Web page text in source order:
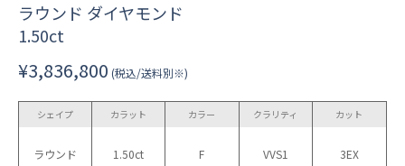
ラウンド ダイヤモンド
1.50ct
¥3,836,800 (税込/送料別※)
シェイプ
ラウンド
カラット
1.50ct
カラー
F
クラリティ
VVS1
カット
3EX